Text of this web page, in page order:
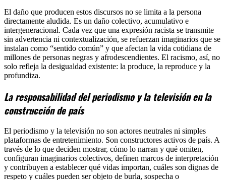
El daño que producen estos discursos no se limita a la persona
directamente aludida. Es un daño colectivo, acumulativo e
intergeneracional. Cada vez que una expresión racista se transmite
sin advertencia ni contextualización, se refuerzan imaginarios que se
instalan como “sentido común” y que afectan la vida cotidiana de
millones de personas negras y afrodescendientes. El racismo, así, no
solo refleja la desigualdad existente: la produce, la reproduce y la
profundiza.
La responsabilidad del periodismo y la televisión en la
construcción de país
El periodismo y la televisión no son actores neutrales ni simples
plataformas de entretenimiento. Son constructores activos de país. A
través de lo que deciden mostrar, cómo lo narran y qué omiten,
configuran imaginarios colectivos, definen marcos de interpretación
y contribuyen a establecer qué vidas importan, cuáles son dignas de
respeto y cuáles pueden ser objeto de burla, sospecha o